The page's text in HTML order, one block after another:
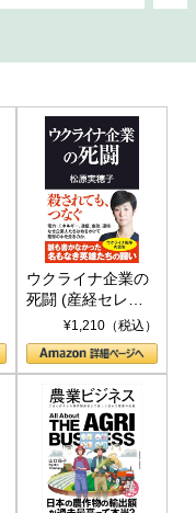
ウクライナ企業の
死闘 (産経セレク
ト S 039)¥1,210（税込）